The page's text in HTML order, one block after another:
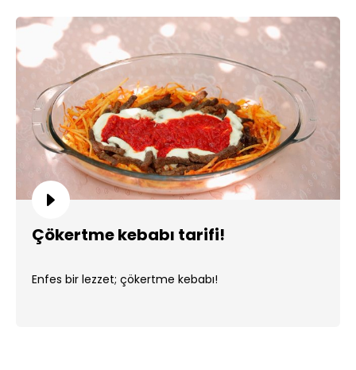
Çökertme kebabı tarifi!
Enfes bir lezzet; çökertme kebabı!